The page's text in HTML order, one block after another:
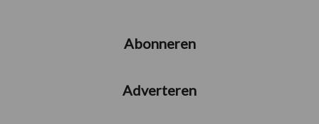
Abonneren
Adverteren